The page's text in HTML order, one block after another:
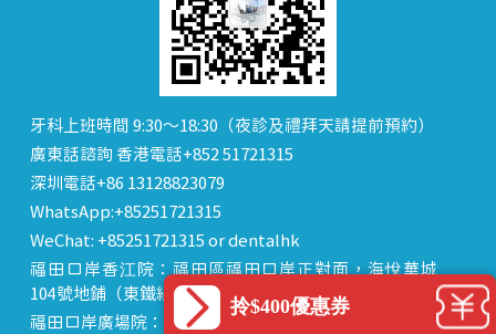
牙科上班時間 9:30～18:30（夜診及禮拜天請提前預約）
廣東話諮詢 香港電話+852 51721315
深圳電話+86 13128823079
WhatsApp:+85251721315
WeChat: +85251721315 or dentalhk
福田口岸香江院：福田區福田口岸正對面，海悅華城
104號地鋪（東鐵線落馬洲站出關對面即到）
福田口岸廣場院：福田區裕亨路3-1號福田口岸商業廣場
拎$400優惠券